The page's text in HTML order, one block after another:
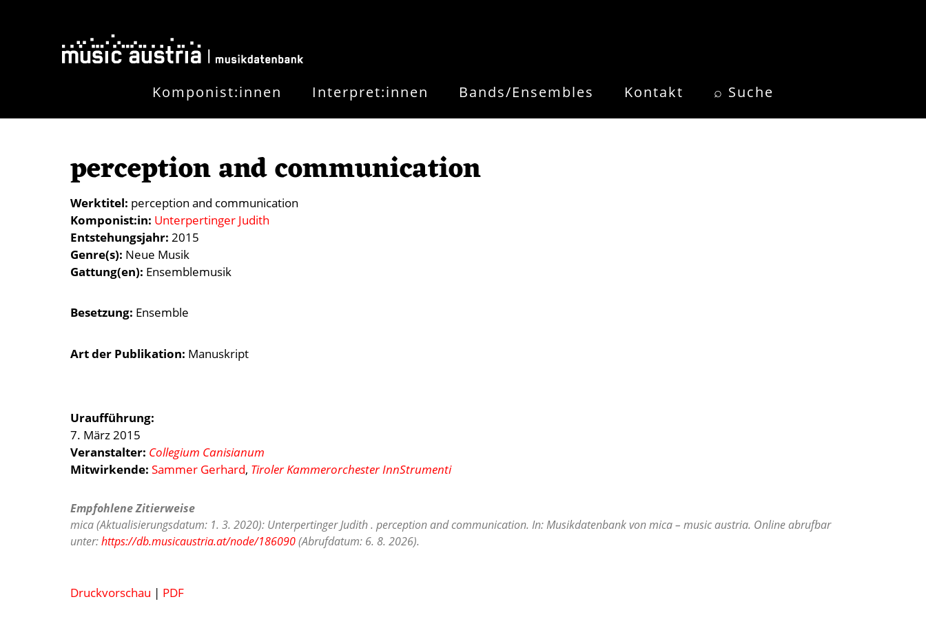
Komponist:innen Interpret:innen Bands/Ensembles Kontakt ⌕ Suche
perception and communication
Werktitel perception and communication
Komponist:in Unterpertinger Judith
Entstehungsjahr 2015
Genre(s) Neue Musik
Gattung(en) Ensemblemusik
Besetzung Ensemble
Art der Publikation Manuskript
Uraufführung:
7. März 2015
Veranstalter: Collegium Canisianum
Mitwirkende: Sammer Gerhard, Tiroler Kammerorchester InnStrumenti
Empfohlene Zitierweise
mica (Aktualisierungsdatum: 1. 3. 2020): Unterpertinger Judith . perception and communication. In: Musikdatenbank von mica – music austria. Online abrufbar
unter:https://db.musicaustria.at/node/186090(Abrufdatum: 6. 8. 2026).
Druckvorschau | PDF